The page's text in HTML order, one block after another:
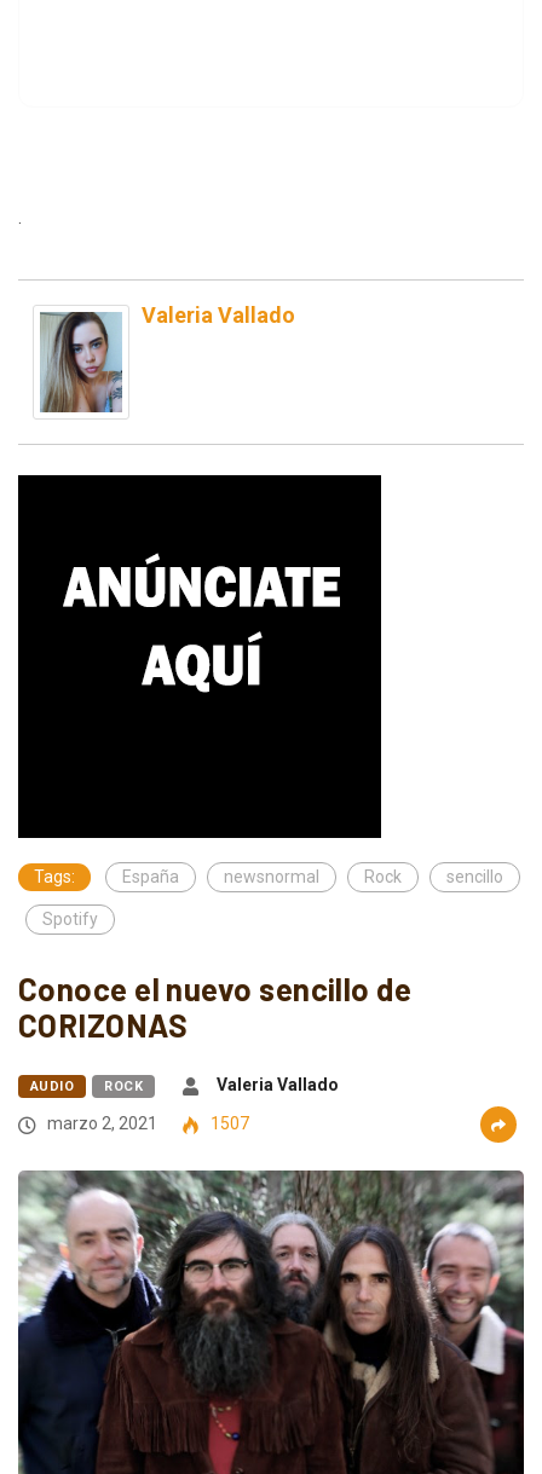
Valeria Vallado
Tags: España newsnormal Rock sencillo
Spotify
Conoce el nuevo sencillo de
CORIZONAS
AUDIO ROCK
Valeria Vallado
marzo 2, 2021
1507